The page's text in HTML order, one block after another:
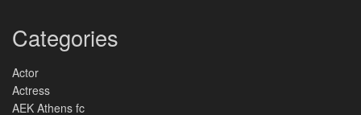
Categories
Actor
Actress
AEK Athens fc